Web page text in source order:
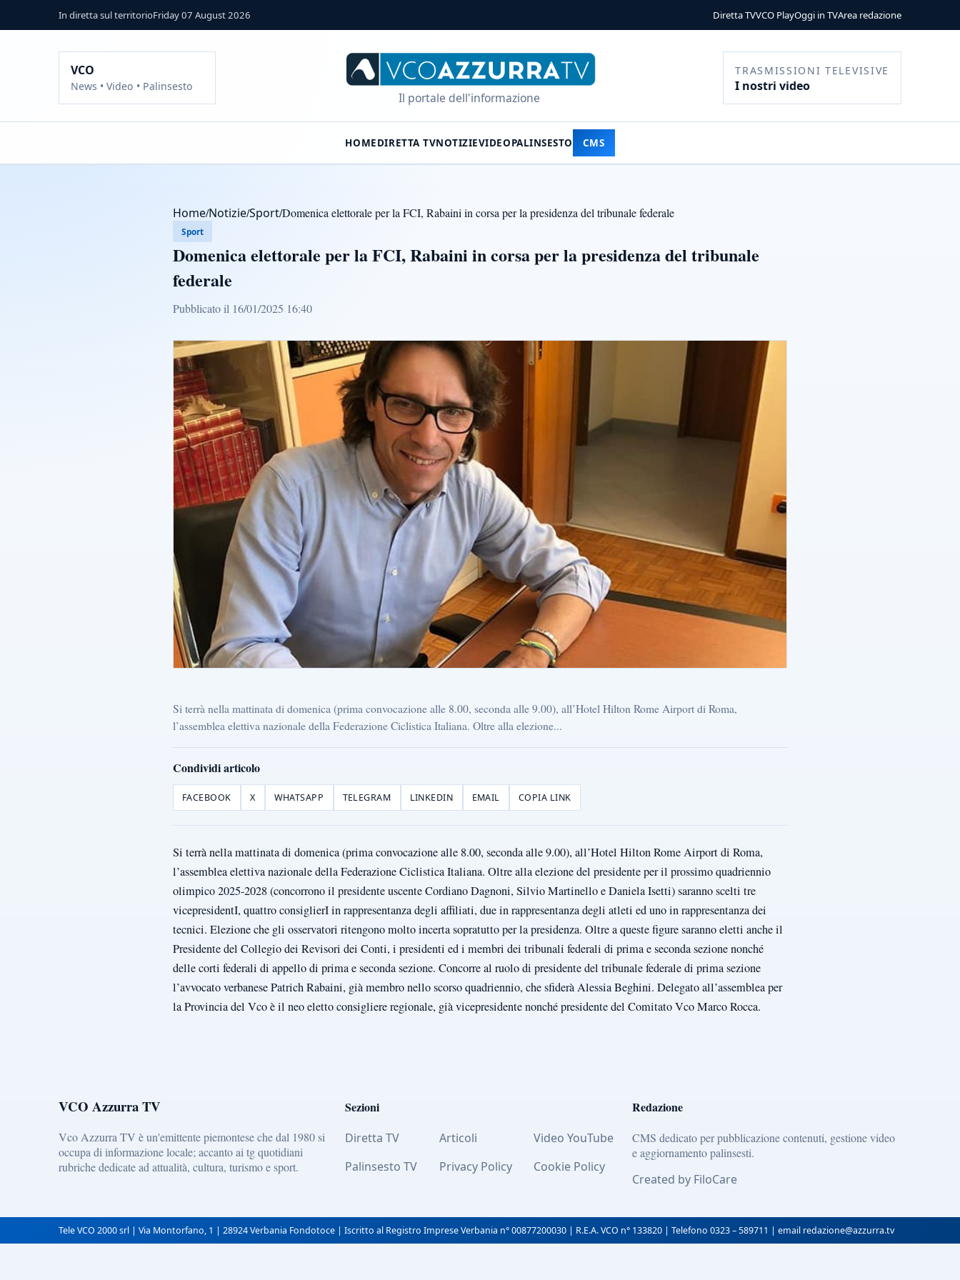
In diretta sul territorioFriday 07 August 2026 Diretta TVVCO PlayOggi in TVArea redazione
VCO
News • Video • Palinsesto
Il portale dell'informazione
TRASMISSIONI TELEVISIVE
I nostri video
HOMEDIRETTA TVNOTIZIEVIDEOPALINSESTO CMS
Home/Notizie/Sport/Domenica elettorale per la FCI, Rabaini in corsa per la presidenza del tribunale federale
Sport
Domenica elettorale per la FCI, Rabaini in corsa per la presidenza del tribunale
federale
Pubblicato il 16/01/2025 16:40
Si terrà nella mattinata di domenica (prima convocazione alle 8.00, seconda alle 9.00), all’Hotel Hilton Rome Airport di Roma,
l’assemblea elettiva nazionale della Federazione Ciclistica Italiana. Oltre alla elezione...
Condividi articolo
FACEBOOK X WHATSAPP TELEGRAM LINKEDIN EMAIL COPIA LINK
Si terrà nella mattinata di domenica (prima convocazione alle 8.00, seconda alle 9.00), all’Hotel Hilton Rome Airport di Roma,
l’assemblea elettiva nazionale della Federazione Ciclistica Italiana. Oltre alla elezione del presidente per il prossimo quadriennio
olimpico 2025-2028 (concorrono il presidente uscente Cordiano Dagnoni, Silvio Martinello e Daniela Isetti) saranno scelti tre
vicepresidentI, quattro consiglierI in rappresentanza degli affiliati, due in rappresentanza degli atleti ed uno in rappresentanza dei
tecnici. Elezione che gli osservatori ritengono molto incerta sopratutto per la presidenza. Oltre a queste figure saranno eletti anche il
Presidente del Collegio dei Revisori dei Conti, i presidenti ed i membri dei tribunali federali di prima e seconda sezione nonché
delle corti federali di appello di prima e seconda sezione. Concorre al ruolo di presidente del tribunale federale di prima sezione
l’avvocato verbanese Patrich Rabaini, già membro nello scorso quadriennio, che sfiderà Alessia Beghini. Delegato all’assemblea per
la Provincia del Vco è il neo eletto consigliere regionale, già vicepresidente nonché presidente del Comitato Vco Marco Rocca.
VCO Azzurra TV
Vco Azzurra TV è un'emittente piemontese che dal 1980 si
occupa di informazione locale; accanto ai tg quotidiani
rubriche dedicate ad attualità, cultura, turismo e sport.
Sezioni
Diretta TV Articoli
Video YouTube
Palinsesto TV
Privacy Policy Cookie Policy
Redazione
CMS dedicato per pubblicazione contenuti, gestione video
e aggiornamento palinsesti.
Created by FiloCare
Tele VCO 2000 srl | Via Montorfano, 1 | 28924 Verbania Fondotoce | Iscritto al Registro Imprese Verbania n° 00877200030 | R.E.A. VCO n° 133820 | Telefono 0323 – 589711 | email redazione@azzurra.tv